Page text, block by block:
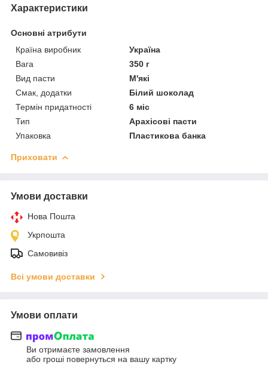
Характеристики
Основні атрибути
Країна виробник
Україна
Вага
350 г
Вид пасти
М'які
Смак, додатки
Білий шоколад
Термін придатності
6 міс
Тип
Арахісові пасти
Упаковка
Пластикова банка
Приховати
Умови доставки
Нова Пошта
Укрпошта
Самовивіз
Всі умови доставки
Умови оплати
Ви отримаєте замовлення
або гроші повернуться на вашу картку